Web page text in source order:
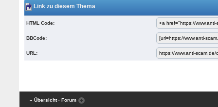
Link zu diesem Thema
HTML Code:
BBCode:
URL:
« Übersicht ‹ Forum